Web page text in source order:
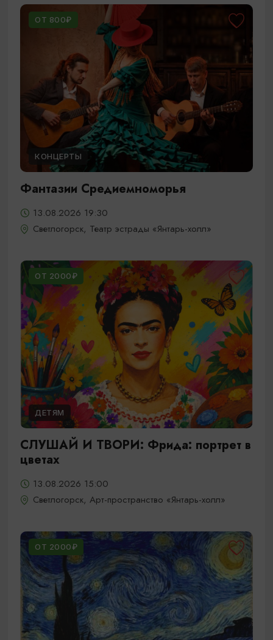
ОТ 800₽
КОНЦЕРТЫ
Фантазии Средиемноморья
13.08.2026 19:30
Светлогорск, Театр эстрады «Янтарь-холл»
ОТ 2000₽
ДЕТЯМ
СЛУШАЙ И ТВОРИ: Фрида: портрет в
цветах
13.08.2026 15:00
Светлогорск, Арт-пространство «Янтарь-холл»
ОТ 2000₽